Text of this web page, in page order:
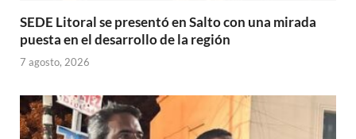
SEDE Litoral se presentó en Salto con una mirada
puesta en el desarrollo de la región
7 agosto, 2026